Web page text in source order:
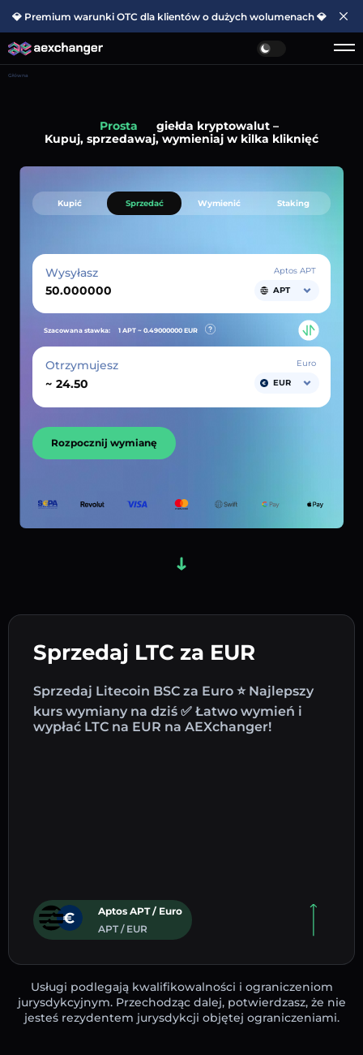
💎 Premium warunki OTC dla klientów o dużych wolumenach 💎
Główna
Prosta
giełda kryptowalut –
Kupuj, sprzedawaj, wymieniaj w kilka kliknięć
Sprzedaj LTC za EUR
Sprzedaj Litecoin BSC za Euro ⭐ Najlepszy
kurs wymiany na dziś ✅ Łatwo wymień i
wypłać LTC na EUR na AEXchanger!
Aptos APT / Euro
APT / EUR
Kupić Sprzedać Wymienić Staking
Wysyłasz
Aptos APT
APT
Szacowana stawka: 1 APT ~ 0.49000000 EUR
Otrzymujesz
~
Euro
EUR
Rozpocznij wymianę
Usługi podlegają kwalifikowalności i ograniczeniom
jurysdykcyjnym. Przechodząc dalej, potwierdzasz, że nie
jesteś rezydentem jurysdykcji objętej ograniczeniami.